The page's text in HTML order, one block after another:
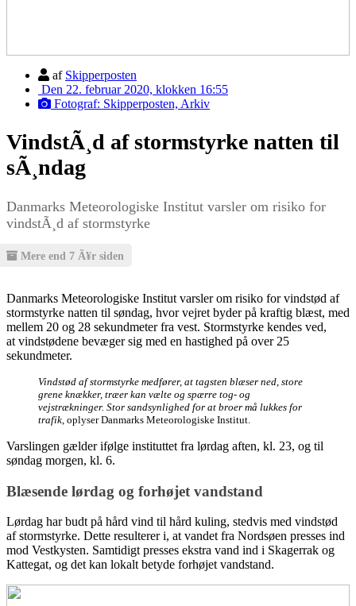
af Skipperposten
Den 22. februar 2020, klokken 16:55
Fotograf: Skipperposten, Arkiv
VindstÃ¸d af stormstyrke natten til
sÃ¸ndag
Danmarks Meteorologiske Institut varsler om risiko for
vindstÃ¸d af stormstyrke
Mere end 7 Ã¥r siden
Danmarks Meteorologiske Institut varsler om risiko for vindstød af
stormstyrke natten til søndag, hvor vejret byder på kraftig blæst, med
mellem 20 og 28 sekundmeter fra vest. Stormstyrke kendes ved,
at vindstødene bevæger sig med en hastighed på over 25
sekundmeter.
Vindstød af stormstyrke medfører, at tagsten blæser ned, store
grene knækker, træer kan vælte og spærre tog- og
vejstrækninger. Stor sandsynlighed for at broer må lukkes for
trafik, oplyser Danmarks Meteorologiske Institut.
Varslingen gælder ifølge instituttet fra lørdag aften, kl. 23, og til
søndag morgen, kl. 6.
Blæsende lørdag og forhøjet vandstand
Lørdag har budt på hård vind til hård kuling, stedvis med vindstød
af stormstyrke. Dette resulterer i, at vandet fra Nordsøen presses ind
mod Vestkysten. Samtidigt presses ekstra vand ind i Skagerrak og
Kattegat, og det kan lokalt betyde forhøjet vandstand.